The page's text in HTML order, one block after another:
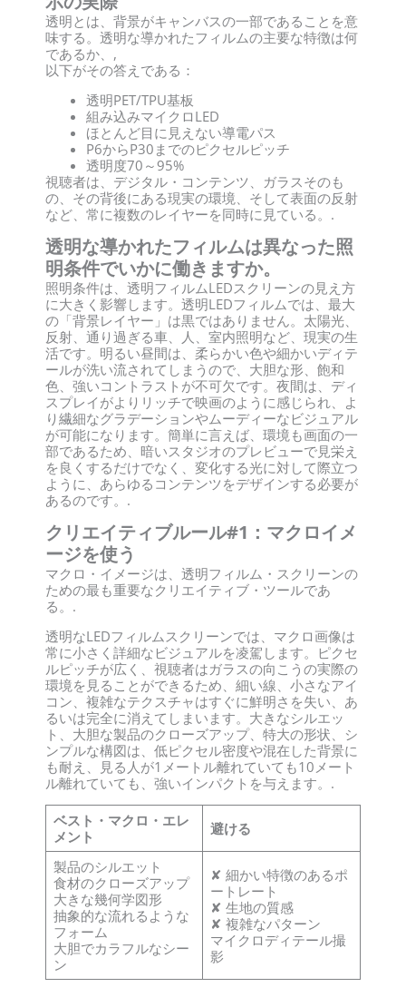
透明とは、背景がキャンバスの一部であることを意
味する。透明な導かれたフィルムの主要な特徴は何
であるか、,
以下がその答えである：
透明PET/TPU基板
組み込みマイクロLED
ほとんど目に見えない導電パス
P6からP30までのピクセルピッチ
透明度70～95%
視聴者は、デジタル・コンテンツ、ガラスそのも
の、その背後にある現実の環境、そして表面の反射
など、常に複数のレイヤーを同時に見ている。.
透明な導かれたフィルムは異なった照
明条件でいかに働きますか。
照明条件は、透明フィルムLEDスクリーンの見え方
に大きく影響します。透明LEDフィルムでは、最大
の「背景レイヤー」は黒ではありません。太陽光、
反射、通り過ぎる車、人、室内照明など、現実の生
活です。明るい昼間は、柔らかい色や細かいディテ
ールが洗い流されてしまうので、大胆な形、飽和
色、強いコントラストが不可欠です。夜間は、ディ
スプレイがよりリッチで映画のように感じられ、よ
り繊細なグラデーションやムーディーなビジュアル
が可能になります。簡単に言えば、環境も画面の一
部であるため、暗いスタジオのプレビューで見栄え
を良くするだけでなく、変化する光に対して際立つ
ように、あらゆるコンテンツをデザインする必要が
あるのです。.
クリエイティブルール#1：マクロイメ
ージを使う
マクロ・イメージは、透明フィルム・スクリーンの
ための最も重要なクリエイティブ・ツールであ
る。.
透明なLEDフィルムスクリーンでは、マクロ画像は
常に小さく詳細なビジュアルを凌駕します。ピクセ
ルピッチが広く、視聴者はガラスの向こうの実際の
環境を見ることができるため、細い線、小さなアイ
コン、複雑なテクスチャはすぐに鮮明さを失い、あ
るいは完全に消えてしまいます。大きなシルエッ
ト、大胆な製品のクローズアップ、特大の形状、シ
ンプルな構図は、低ピクセル密度や混在した背景に
も耐え、見る人が1メートル離れていても10メート
ル離れていても、強いインパクトを与えます。.
ベスト・マクロ・エレ
メント
避ける
製品のシルエット
食材のクローズアップ
大きな幾何学図形
抽象的な流れるような
フォーム
大胆でカラフルなシー
ン
✘ 細かい特徴のあるポ
ートレート
✘ 生地の質感
✘ 複雑なパターン
マイクロディテール撮
影